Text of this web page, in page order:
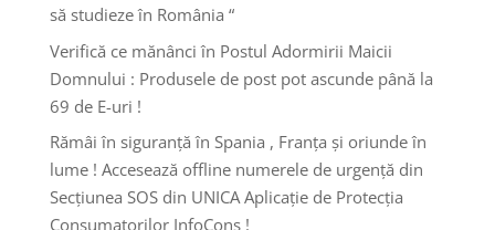
să studieze în România “
Verifică ce mănânci în Postul Adormirii Maicii
Domnului : Produsele de post pot ascunde până la
69 de E-uri !
Rămâi în siguranță în Spania , Franța și oriunde în
lume ! Accesează offline numerele de urgență din
Secțiunea SOS din UNICA Aplicație de Protecția
Consumatorilor InfoCons !